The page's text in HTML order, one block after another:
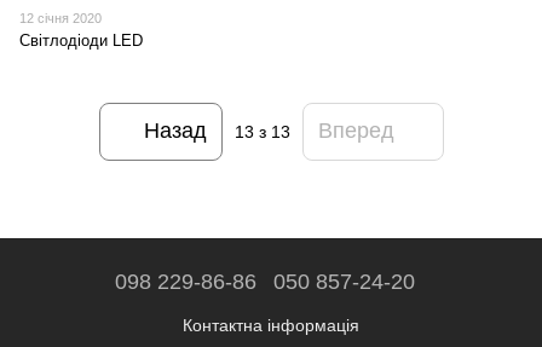
12 січня 2020
Світлодіоди LED
Назад 13 з 13 Вперед
098 229-86-86 050 857-24-20
Контактна інформація